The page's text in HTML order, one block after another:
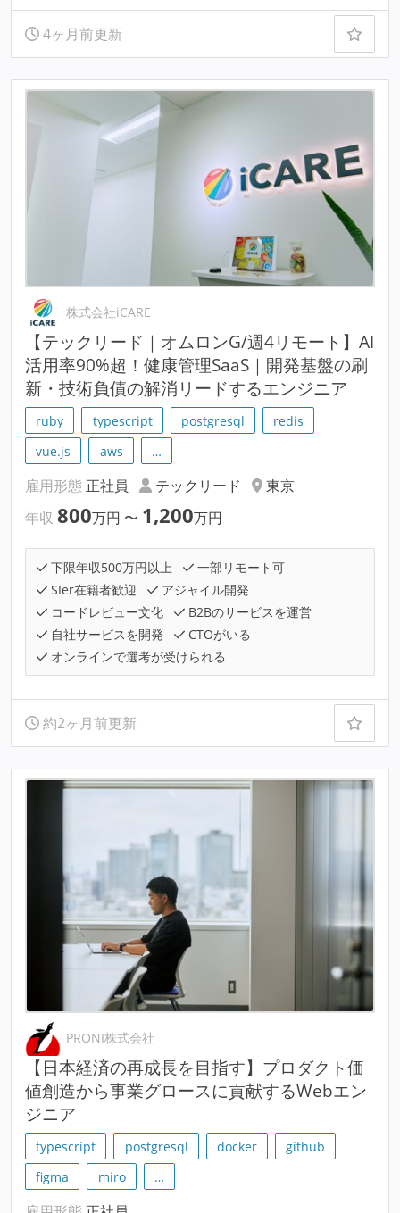
4ヶ月前更新
株式会社iCARE
【テックリード｜オムロンG/週4リモート】AI
活用率90%超！健康管理SaaS｜開発基盤の刷
新・技術負債の解消リードするエンジニア
ruby typescript postgresql
redis
vue.js
aws …
雇用形態 正社員 テックリード
東京
年収 800万円 〜 1,200万円
下限年収500万円以上
一部リモート可
SIer在籍者歓迎
アジャイル開発
コードレビュー文化
B2Bのサービスを運営
自社サービスを開発
CTOがいる
オンラインで選考が受けられる
約2ヶ月前更新
PRONI株式会社
【日本経済の再成長を目指す】プロダクト価
値創造から事業グロースに貢献するWebエン
ジニア
typescript postgresql docker
github
figma
miro …